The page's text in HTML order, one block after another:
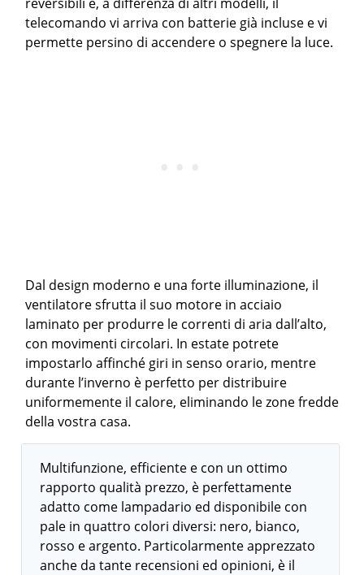
telecomando vi arriva con batterie già incluse e vi
permette persino di accendere o spegnere la luce.
Dal design moderno e una forte illuminazione, il
ventilatore sfrutta il suo motore in acciaio
laminato per produrre le correnti di aria dall’alto,
con movimenti circolari. In estate potrete
impostarlo affinché giri in senso orario, mentre
durante l’inverno è perfetto per distribuire
uniformemente il calore, eliminando le zone fredde
della vostra casa.
Multifunzione, efficiente e con un ottimo
rapporto qualità prezzo, è perfettamente
adatto come lampadario ed disponibile con
pale in quattro colori diversi: nero, bianco,
rosso e argento. Particolarmente apprezzato
anche da tante recensioni ed opinioni, è il